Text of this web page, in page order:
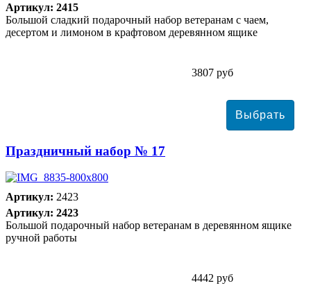
Артикул: 2415
Большой сладкий подарочный набор ветеранам с чаем,
десертом и лимоном в крафтовом деревянном ящике
3807 руб
Праздничный набор № 17
Артикул: 2423
Артикул: 2423
Большой подарочный набор ветеранам в деревянном ящике
ручной работы
4442 руб